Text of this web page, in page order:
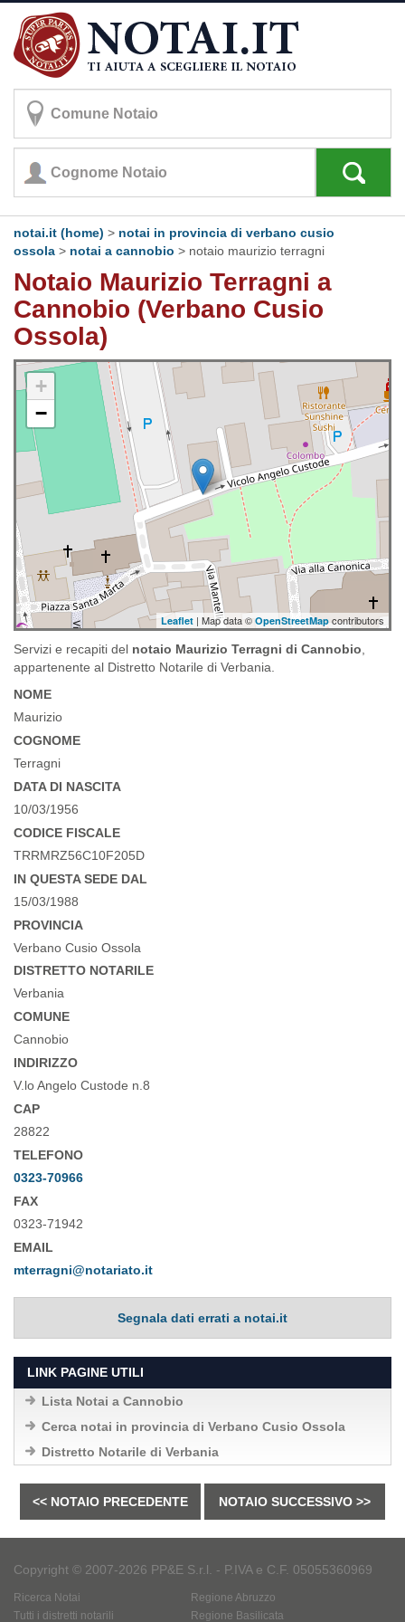
notai.it (home) > notai in provincia di verbano cusio
ossola > notai a cannobio > notaio maurizio terragni
Notaio Maurizio Terragni a
Cannobio (Verbano Cusio
Ossola)
+
−
Leaflet | Map data © OpenStreetMapcontributors
Servizi e recapiti del notaio Maurizio Terragni di Cannobio
appartenente al Distretto Notarile di Verbania.
NOME
Maurizio
COGNOME
Terragni
DATA DI NASCITA
10/03/1956
CODICE FISCALE
TRRMRZ56C10F205D
IN QUESTA SEDE DAL
15/03/1988
PROVINCIA
Verbano Cusio Ossola
DISTRETTO NOTARILE
Verbania
COMUNE
Cannobio
INDIRIZZO
V.lo Angelo Custode n.8
CAP
28822
TELEFONO
0323-70966
FAX
0323-71942
EMAIL
mterragni@notariato.it
Segnala dati errati a notai.it
LINK PAGINE UTILI
Lista Notai a Cannobio
Cerca notai in provincia di Verbano Cusio Ossola
Distretto Notarile di Verbania
<< NOTAIO PRECEDENTE NOTAIO SUCCESSIVO >>
Copyright © 2007-2026 PP&E S.r.l. - P.IVA e C.F. 05055360969
Ricerca Notai
Tutti i distretti notarili
Regione Abruzzo
Regione Basilicata